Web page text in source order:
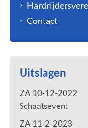
Contact
Uitslagen
ZA 10-12-2022
Schaatsevent
ZA 11-2-2023